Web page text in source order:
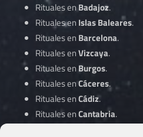
Rituales en Badajoz.
Rituales en Islas Baleares.
Rituales en Barcelona.
Rituales enVizcaya.
Rituales en Burgos.
Rituales enCáceres.
Rituales enCádiz.
Rituales enCantabria.